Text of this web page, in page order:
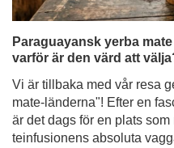
Paraguayansk yerba
varför är den värd att
Vi är tillbaka med vår resa
mate-länderna"! Efter en
är det dags för en plats
teinfusionens absoluta